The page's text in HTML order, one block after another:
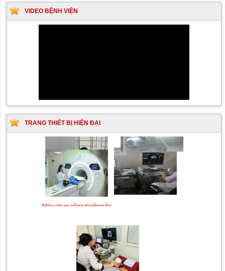
VIDEO BỆNH VIỆN
TRANG THIẾT BỊ HIỆN ĐẠI
Máy chụp cộng hưởng từ
Siêu âm Doppler xuyên
Máy siêu âm tim
Kỹ thuật chụp mạch máu